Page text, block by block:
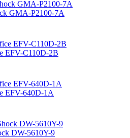
GMA-P2100-7A
EFV-C110D-2B
EFV-640D-1A
DW-5610Y-9